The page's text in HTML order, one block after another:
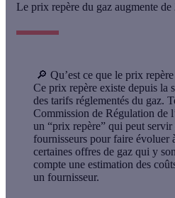
Le prix repère du gaz augmente
🔎 Qu’est ce que le prix
Ce prix repère existe depuis la
des tarifs réglementés du gaz.
Commission de Régulation de
un “prix repère” qui peut servir
fournisseurs pour faire évoluer
certaines offres de gaz qui y
compte une estimation des
un fournisseur.